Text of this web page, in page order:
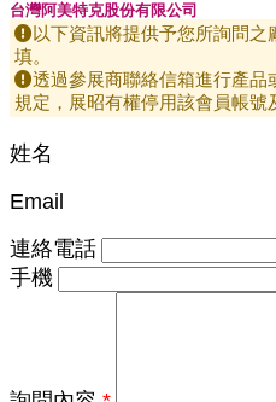
台灣阿美特克股份有限公司
以下資訊將提供予您所詢問
填。
透過參展商聯絡信箱進行產品
規定，展昭有權停用該會員帳號
姓名
Email
連絡電話
手機